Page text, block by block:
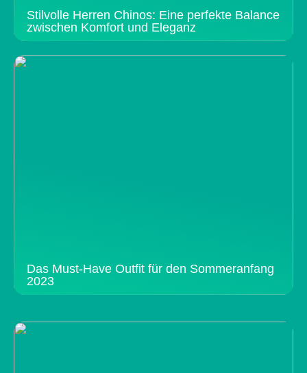
Stilvolle Herren Chinos: Eine perfekte Balance
zwischen Komfort und Eleganz
Das Must-Have Outfit für den Sommeranfang
2023